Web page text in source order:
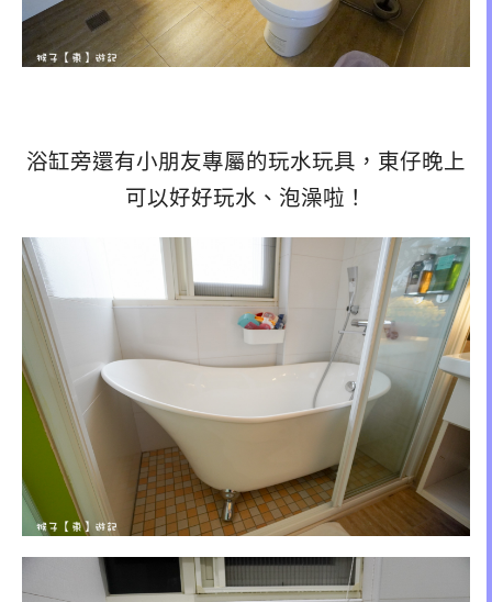
浴缸旁還有小朋友專屬的玩水玩具，東仔晚上
可以好好玩水、泡澡啦！